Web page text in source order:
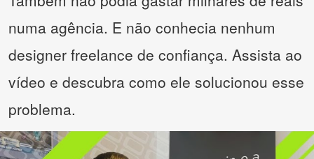
numa agência. E não conhecia nenhum
designer freelance de confiança. Assista ao
vídeo e descubra como ele solucionou esse
problema.